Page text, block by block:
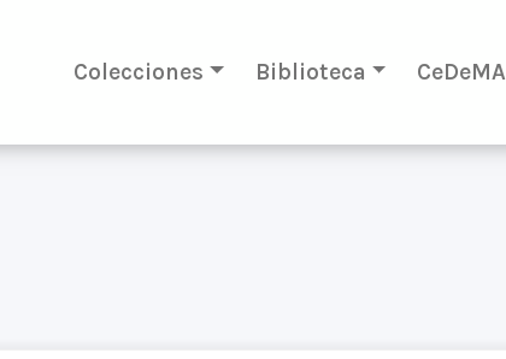
Colecciones Biblioteca CeDeMA